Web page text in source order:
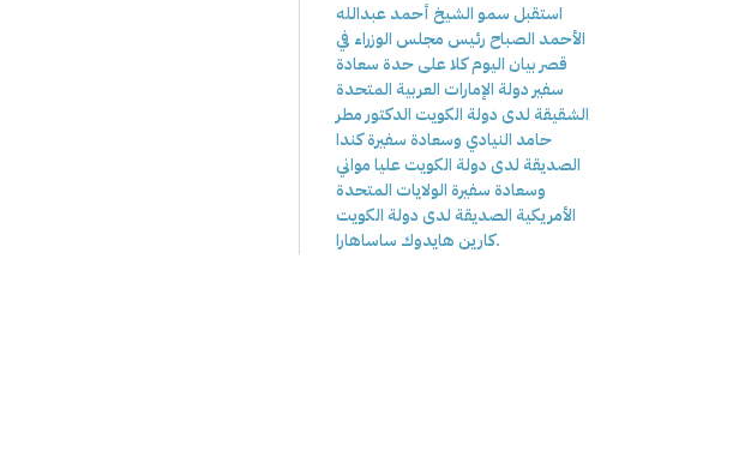
استقبل سمو الشيخ أحمد عبدالله
الأحمد الصباح رئيس مجلس الوزراء في
قصر بيان اليوم كلا على حدة سعادة
سفير دولة الإمارات العربية المتحدة
الشقيقة لدى دولة الكويت الدكتور مطر
حامد النيادي وسعادة سفيرة كندا
الصديقة لدى دولة الكويت عليا مواني
وسعادة سفيرة الولايات المتحدة
الأمريكية الصديقة لدى دولة الكويت
كارين هايدوك ساساهارا.